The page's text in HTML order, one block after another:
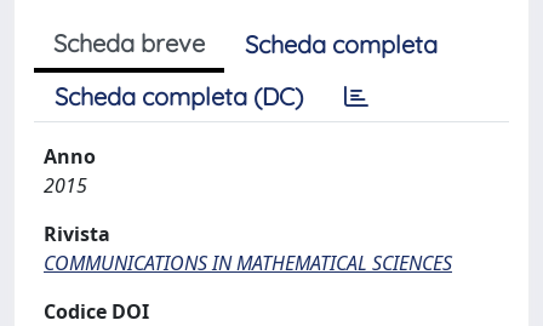
Scheda breve
Scheda completa
Scheda completa (DC)
Anno
2015
Rivista
COMMUNICATIONS IN MATHEMATICAL SCIENCES
Codice DOI